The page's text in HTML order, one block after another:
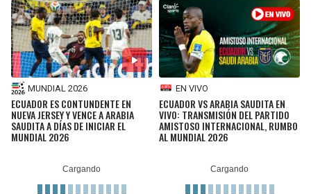
MUNDIAL 2026
ECUADOR ES CONTUNDENTE EN
NUEVA JERSEY Y VENCE A ARABIA
SAUDITA A DÍAS DE INICIAR EL
MUNDIAL 2026
EN VIVO
ECUADOR VS ARABIA SAUDITA EN
VIVO: TRANSMISIÓN DEL PARTIDO
AMISTOSO INTERNACIONAL, RUMBO
AL MUNDIAL 2026